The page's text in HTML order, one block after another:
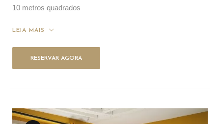
10 metros quadrados
LEIA MAIS
RESERVAR AGORA